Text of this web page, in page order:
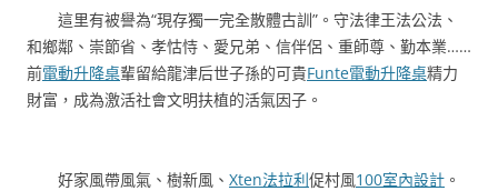
這里有被譽為“現存獨一完全散體古訓”。守法律王法公法、
和鄉鄰、崇節省、孝怙恃、愛兄弟、信伴侶、重師尊、勤本業……
前電動升降桌輩留給龍津后世子孫的可貴Funte電動升降桌精力
財富，成為激活社會文明扶植的活氣因子。
好家風帶風氣、樹新風、 Xten法拉利促村風100室內設計 。